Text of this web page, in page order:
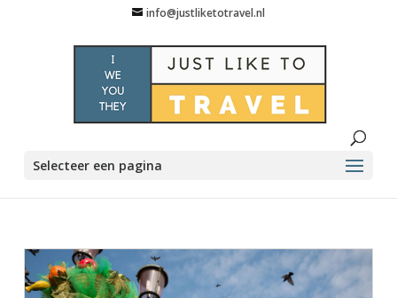
info@justliketotravel.nl
Selecteer een pagina